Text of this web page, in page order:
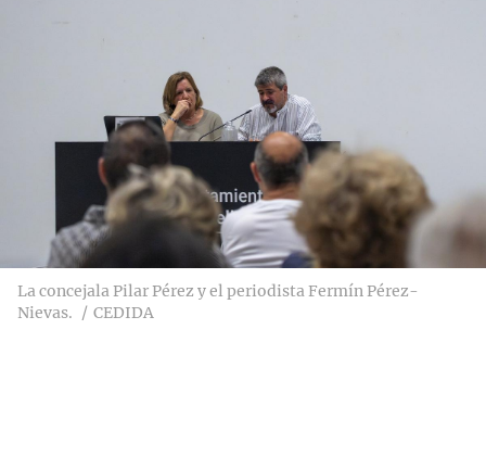
La concejala Pilar Pérez y el periodista Fermín Pérez-
Nievas.
CEDIDA